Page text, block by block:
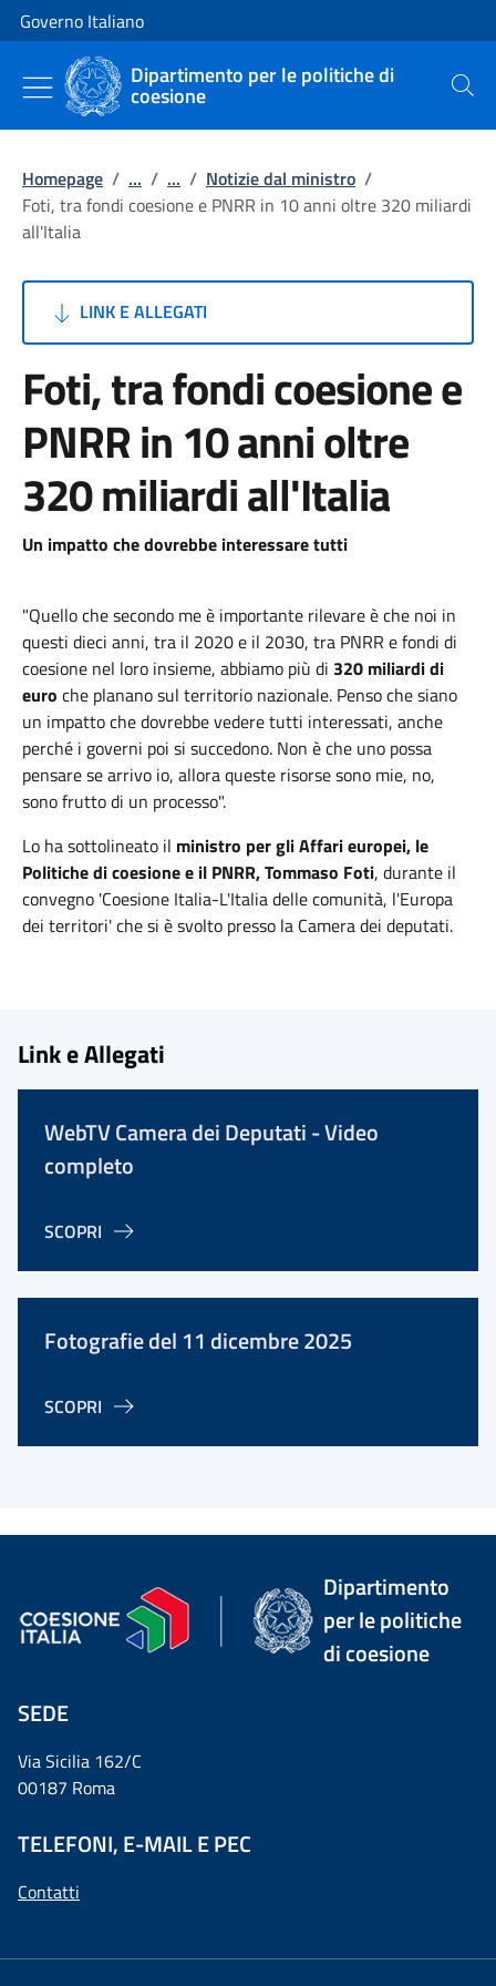
Vai al contenuto
Vai alla navigazione del sito
Governo Italiano
Dipartimento per le politiche di
coesione Cerca
Homepage / ... / ... / Notizie dal ministro /
Foti, tra fondi coesione e PNRR in 10 anni oltre 320 miliardi
all'Italia
LINK E ALLEGATI
Foti, tra fondi coesione e
PNRR in 10 anni oltre
320 miliardi all'Italia
Un impatto che dovrebbe interessare tutti
"Quello che secondo me è importante rilevare è che noi in
questi dieci anni, tra il 2020 e il 2030, tra PNRR e fondi di
coesione nel loro insieme, abbiamo più di 320 miliardi di
euro che planano sul territorio nazionale. Penso che siano
un impatto che dovrebbe vedere tutti interessati, anche
perché i governi poi si succedono. Non è che uno possa
pensare se arrivo io, allora queste risorse sono mie, no,
sono frutto di un processo".
Lo ha sottolineato il ministro per gli Affari europei, le
Politiche di coesione e il PNRR, Tommaso Foti, durante il
convegno 'Coesione Italia-L'Italia delle comunità, l'Europa
dei territori' che si è svolto presso la Camera dei deputati.
Link e Allegati
WebTV Camera dei Deputati - Video
completo
SCOPRI
Fotografie del 11 dicembre 2025
SCOPRI
Dipartimento
per le politiche
di coesione
SEDE
Via Sicilia 162/C
00187 Roma
TELEFONI, E-MAIL E PEC
Contatti